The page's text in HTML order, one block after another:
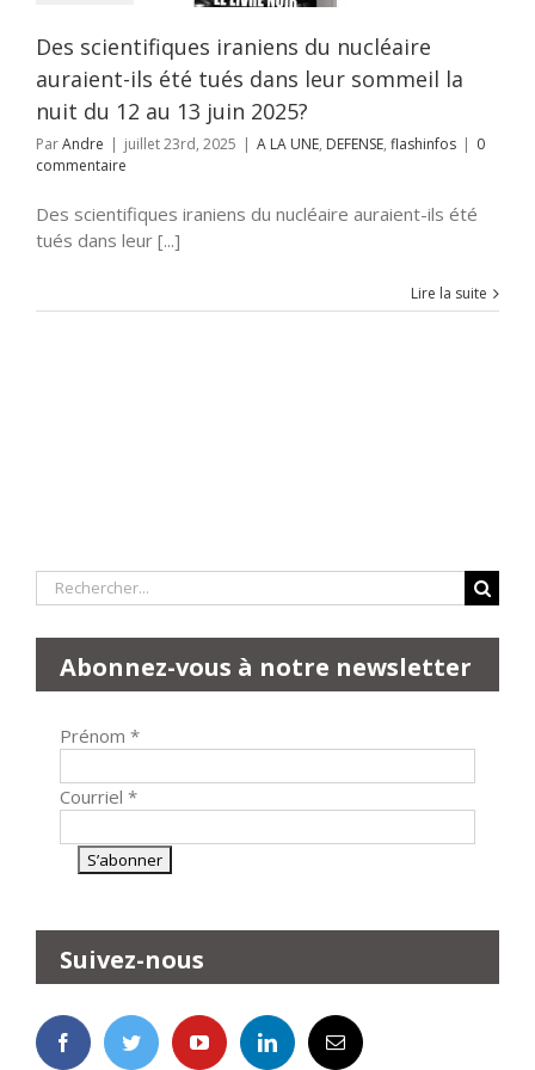
Des scientifiques iraniens du nucléaire
auraient-ils été tués dans leur sommeil la
nuit du 12 au 13 juin 2025?
ParAndre | juillet 23rd, 2025 | A LA UNE, DEFENSE, flashinfos | 0
commentaire
Des scientifiques iraniens du nucléaire auraient-ils été
tués dans leur [...]
Lire la suite
Rechercher:
Abonnez-vous à notre newsletter
Prénom *
Courriel *
Suivez-nous